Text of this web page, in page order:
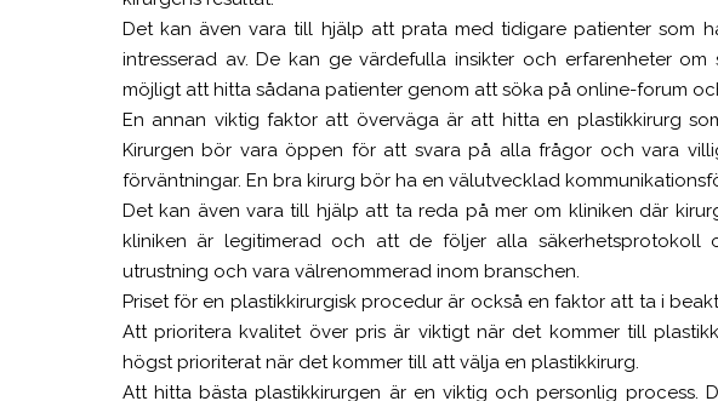
Det kan även vara till hjälp att prata med tidigare patienter som
intresserad av. De kan ge värdefulla insikter och erfarenheter
möjligt att hitta sådana patienter genom att söka på online-forum
En annan viktig faktor att överväga är att hitta en plastikkirurg
Kirurgen bör vara öppen för att svara på alla frågor och vara
förväntningar. En bra kirurg bör ha en välutvecklad
Det kan även vara till hjälp att ta reda på mer om kliniken där
kliniken är legitimerad och att de följer alla säkerhetsprotokoll
utrustning och vara välrenommerad inom branschen.
Priset för en plastikkirurgisk procedur är också en faktor att ta i
Att prioritera kvalitet över pris är viktigt när det kommer till
högst prioriterat när det kommer till att välja en plastikkirurg.
Att hitta bästa plastikkirurgen är en viktig och personlig process.